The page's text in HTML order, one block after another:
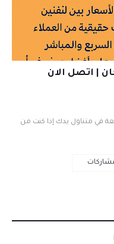
| اتصل الان
في متناول يدك إذا كنت من